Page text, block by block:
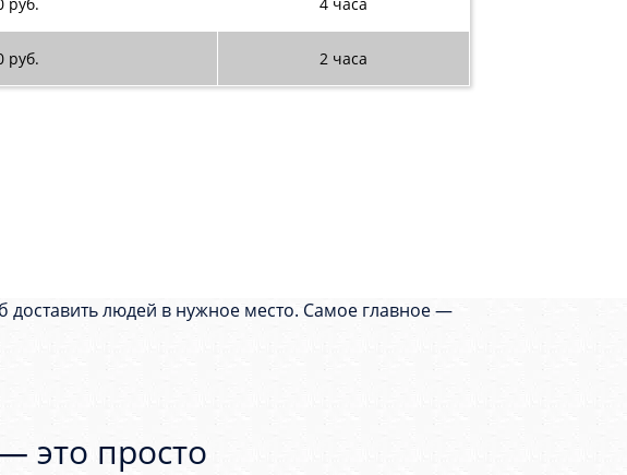
руб. 2 часа
людей в нужное место. Самое главное —
это просто